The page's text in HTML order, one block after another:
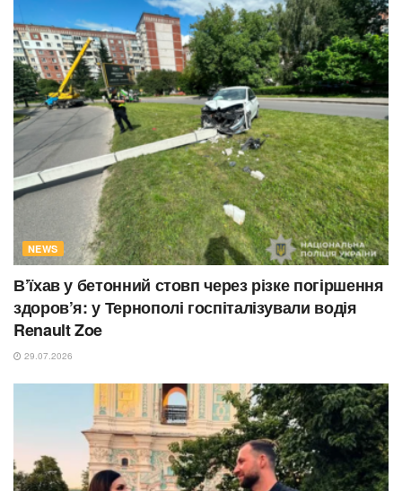
NEWS
В’їхав у бетонний стовп через різке погіршення
здоров’я: у Тернополі госпіталізували водія
Renault Zoe
29.07.2026